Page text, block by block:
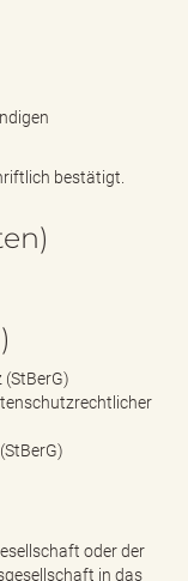
bestätigt.
oder der
in das